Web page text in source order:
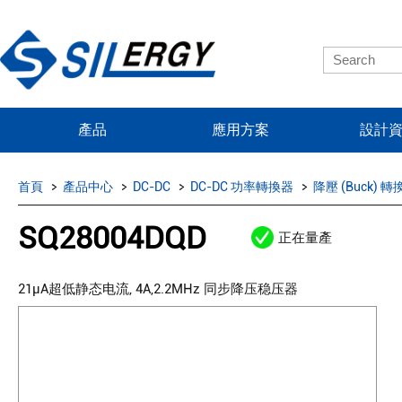
產品 應用方案 設計
首頁 產品中心 DC-DC DC-DC 功率轉換器 降壓 (Buck) 轉
SQ28004DQD 正在量產
21μA超低静态电流, 4A,2.2MHz 同步降压稳压器